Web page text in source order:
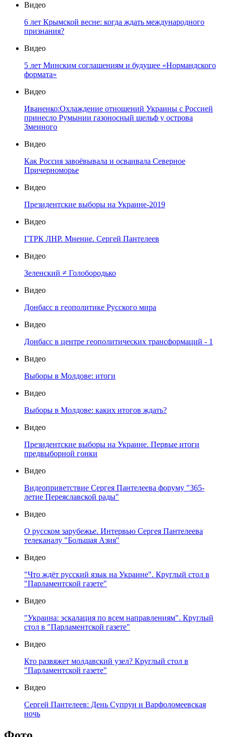
Видео
6 лет Крымской весне: когда ждать международного
признания?
Видео
5 лет Минским соглашениям и будущее «Нормандского
формата»
Видео
Иваненко:Охлаждение отношений Украины с Россией
принесло Румынии газоносный шельф у острова
Змеиного
Видео
Как Россия завоёвывала и осваивала Северное
Причерноморье
Видео
Президентские выборы на Украине-2019
Видео
ГТРК ЛНР. Мнение. Сергей Пантелеев
Видео
Зеленский ≠ Голобородько
Видео
Донбасс в геополитике Русского мира
Видео
Донбасс в центре геополитических трансформаций - 1
Видео
Выборы в Молдове: итоги
Видео
Выборы в Молдове: каких итогов ждать?
Видео
Президентские выборы на Украине. Первые итоги
предвыборной гонки
Видео
Видеоприветствие Сергея Пантелеева форуму "365-
летие Переяславской рады"
Видео
О русском зарубежье. Интервью Сергея Пантелеева
телеканалу "Большая Азия"
Видео
"Что ждёт русский язык на Украине". Круглый стол в
"Парламентской газете"
Видео
"Украина: эскалация по всем направлениям". Круглый
стол в "Парламентской газете"
Видео
Кто развяжет молдавский узел? Круглый стол в
"Парламентской газете"
Видео
Сергей Пантелеев: День Супрун и Варфоломеевская
ночь